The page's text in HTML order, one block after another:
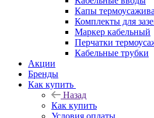
Капы
Комплекты для
Маркер кабельный
Перчатки
Кабельные трубки
Акции
Бренды
Как купить
Назад
Как купить
Условия оплаты